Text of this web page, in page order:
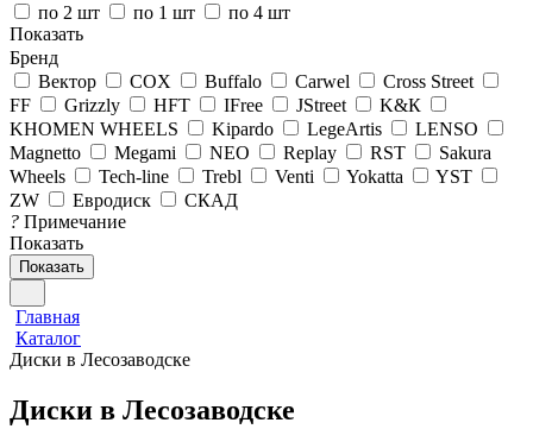
по 2 шт по 1 шт
по 4 шт
Показать
Бренд
Вектор
COX Buffalo Carwel
Cross Street
FF
Grizzly HFT IFree JStreet
K&К
KHOMEN WHEELS
Kipardo LegeArtis
LENSO
Magnetto
Megami NEO Replay RST
Sakura
Wheels
Tech-line Trebl Venti Yokatta
YST
ZW
Евродиск
СКАД
? Примечание
Показать
Показать
Главная
Каталог
Диски в Лесозаводске
Диски в Лесозаводске